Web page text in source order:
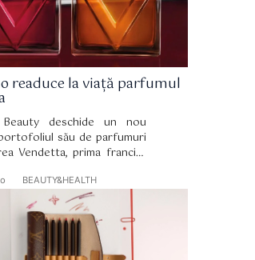
readuce la viață parfumul
Beauty deschide un nou
său de parfumuri
Vendetta, prima franciză
din ultimii șase ani.
BEAUTY&HEALTH